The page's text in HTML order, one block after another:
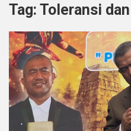
Tag: Toleransi